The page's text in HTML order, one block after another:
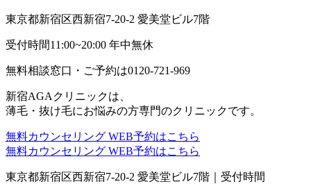
東京都新宿区西新宿7-20-2 愛美堂ビル7階
受付時間11:00~20:00 年中無休
無料相談窓口・ご予約は0120-721-969
新宿AGAクリニックは、
薄毛・抜け毛にお悩みの方専門のクリニックです。
無料カウンセリング WEB予約はこちら
無料カウンセリング WEB予約はこちら
東京都新宿区西新宿7-20-2 愛美堂ビル7階｜ 受付時間